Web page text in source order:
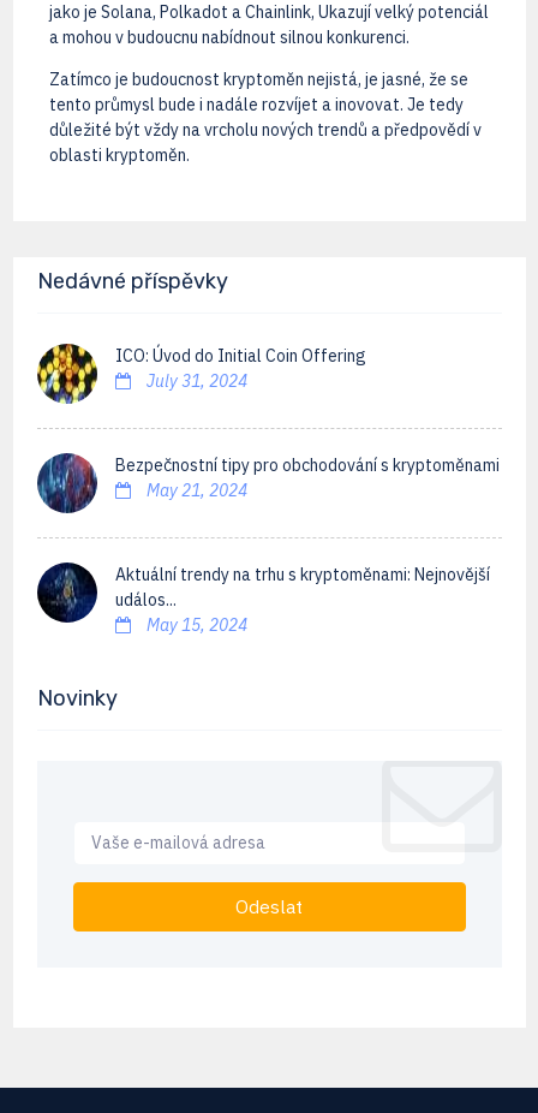
jako je Solana, Polkadot a Chainlink, Ukazují velký potenciál
a mohou v budoucnu nabídnout silnou konkurenci.
Zatímco je budoucnost kryptoměn nejistá, je jasné, že se
tento průmysl bude i nadále rozvíjet a inovovat. Je tedy
důležité být vždy na vrcholu nových trendů a předpovědí v
oblasti kryptoměn.
Nedávné příspěvky
ICO: Úvod do Initial Coin Offering
July 31, 2024
Bezpečnostní tipy pro obchodování s kryptoměnami
May 21, 2024
Aktuální trendy na trhu s kryptoměnami: Nejnovější
událos...
May 15, 2024
Novinky
Odeslat